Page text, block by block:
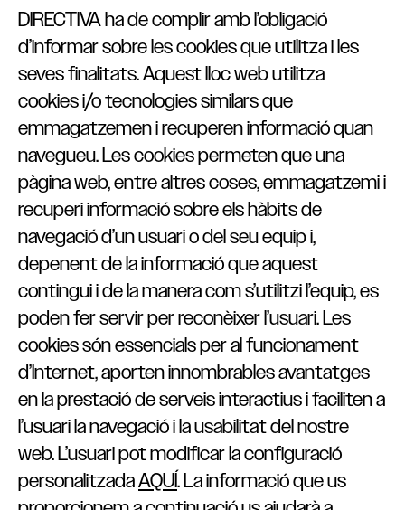
DIRECTIVA ha de complir amb l’obligació
d’informar sobre les cookies que utilitza i les
seves finalitats. Aquest lloc web utilitza
cookies i/o tecnologies similars que
emmagatzemen i recuperen informació quan
navegueu. Les cookies permeten que una
pàgina web, entre altres coses, emmagatzemi i
recuperi informació sobre els hàbits de
navegació d’un usuari o del seu equip i,
depenent de la informació que aquest
contingui i de la manera com s’utilitzi l’equip, es
poden fer servir per reconèixer l’usuari. Les
cookies són essencials per al funcionament
d’Internet, aporten innombrables avantatges
en la prestació de serveis interactius i faciliten a
l’usuari la navegació i la usabilitat del nostre
web. L’usuari pot modificar la configuració
personalitzadaAQUÍ. La informació que us